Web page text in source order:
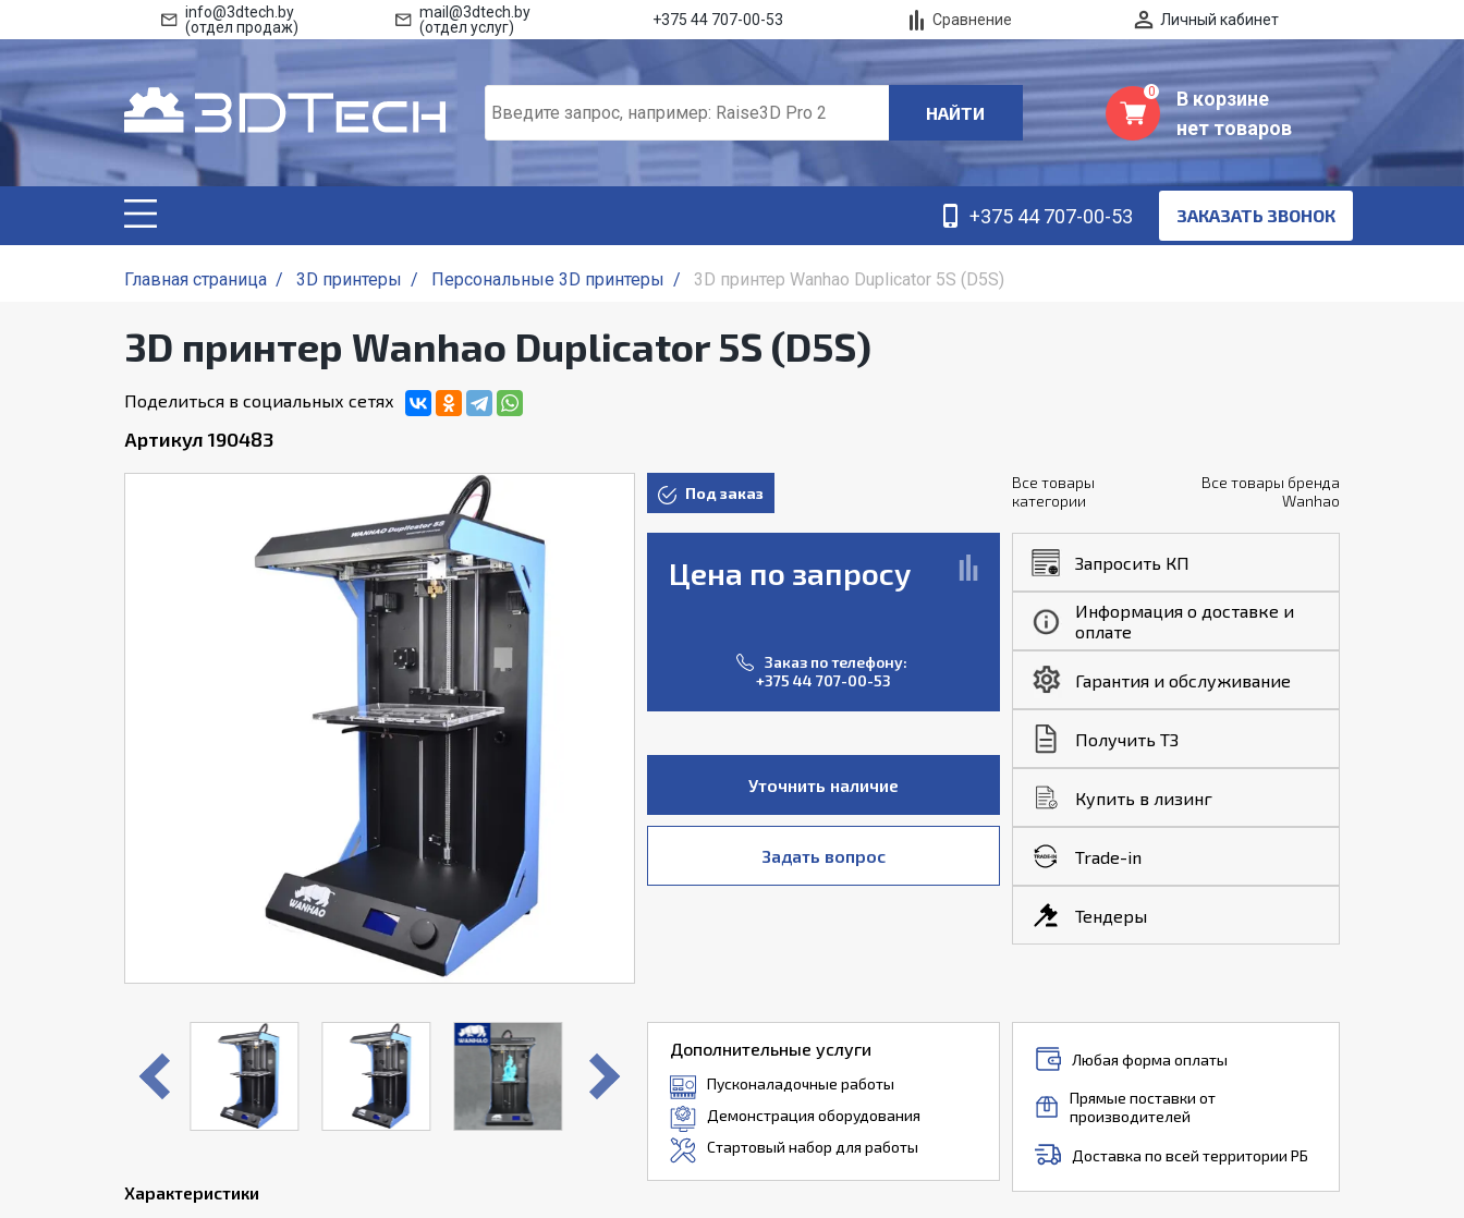
info@3dtech.by
(отдел продаж)
mail@3dtech.by
(отдел услуг)
+375 44 707-00-53 Сравнение Личный кабинет
НАЙТИ
0
В корзине
нет товаров
+375 44 707-00-53 ЗАКАЗАТЬ ЗВОНОК
Главная страница / 3D принтеры / Персональные 3D принтеры / 3D принтер Wanhao Duplicator 5S (D5S)
3D принтер Wanhao Duplicator 5S (D5S)
Поделиться в социальных сетях
Артикул 190483
Под заказ
Цена по запросу
Заказ по телефону:
+375 44 707-00-53
Уточнить наличие
Задать вопрос
Все товары
категории
Все товары бренда
Wanhao
Запросить КП
Информация о доставке и
оплате
Гарантия и обслуживание
Получить ТЗ
Купить в лизинг
Trade-in
Тендеры
Характеристики
Дополнительные услуги
Пусконаладочные работы
Демонстрация оборудования
Стартовый набор для работы
Любая форма оплаты
Прямые поставки от
производителей
Доставка по всей территории РБ